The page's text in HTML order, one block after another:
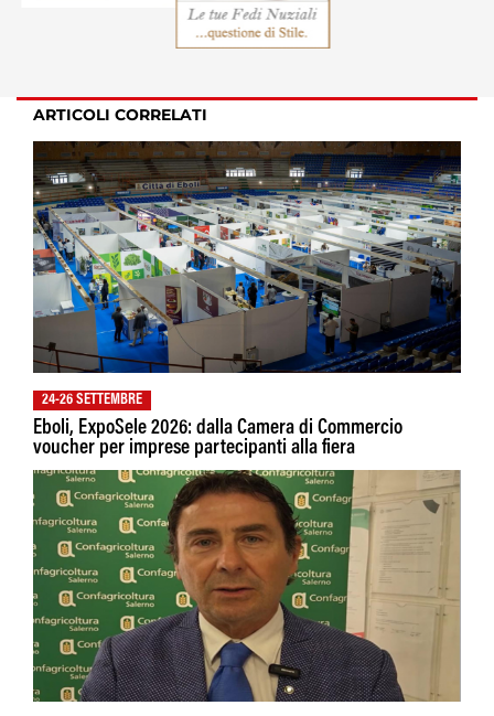
ARTICOLI CORRELATI
24-26 SETTEMBRE
Eboli, ExpoSele 2026: dalla Camera di Commercio
voucher per imprese partecipanti alla fiera